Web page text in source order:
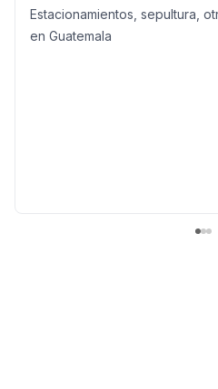
Estacionamientos, sepultura,
en Guatemala